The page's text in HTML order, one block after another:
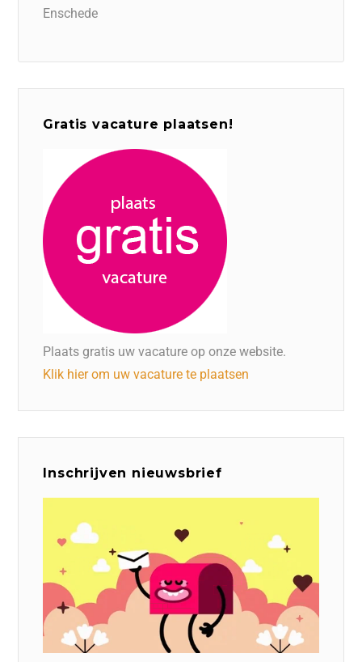
Enschede
Gratis vacature plaatsen!
Plaats gratis uw vacature op onze website.
Klik hier om uw vacature te plaatsen
Inschrijven nieuwsbrief